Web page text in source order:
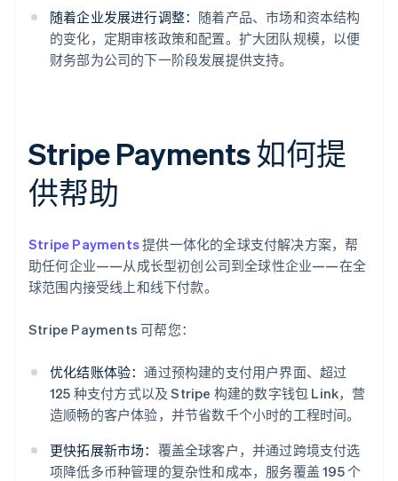
随着企业发展进行调整： 随着产品、市场和资本结构
的变化，定期审核政策和配置。扩大团队规模，以便
财务部为公司的下一阶段发展提供支持。
Stripe Payments 如何提
供帮助
Stripe Payments提供一体化的全球支付解决方案，帮
助任何企业——从成长型初创公司到全球性企业——在全
球范围内接受线上和线下付款。
Stripe Payments 可帮您：
优化结账体验：通过预构建的支付用户界面、超过
125 种支付方式以及 Stripe 构建的数字钱包 Link，营
造顺畅的客户体验，并节省数千个小时的工程时间。
更快拓展新市场： 覆盖全球客户，并通过跨境支付选
项降低多币种管理的复杂性和成本，服务覆盖 195 个